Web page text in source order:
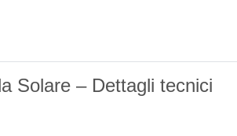
Solare – Dettagli tecnici